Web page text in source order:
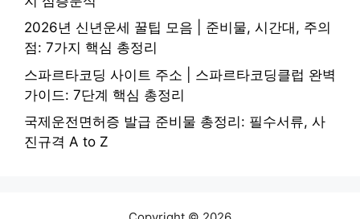
2026년 신년운세 꿀팁 모음 | 준비물, 시간대, 주의
점: 7가지 핵심 총정리
스파르타코딩 사이트 주소 | 스파르타코딩클럽 완벽
가이드: 7단계 핵심 총정리
국제운전면허증 발급 준비물 총정리: 필수서류, 사
진규격 A to Z